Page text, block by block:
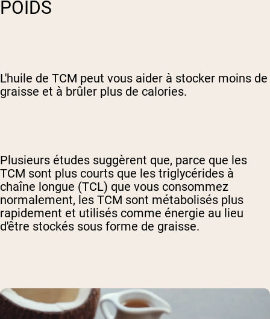
POIDS
L'huile de TCM peut vous aider à stocker moins de
graisse et à brûler plus de calories.
Plusieurs études suggèrent que, parce que les
TCM sont plus courts que les triglycérides à
chaîne longue (TCL) que vous consommez
normalement, les TCM sont métabolisés plus
rapidement et utilisés comme énergie au lieu
d'être stockés sous forme de graisse.